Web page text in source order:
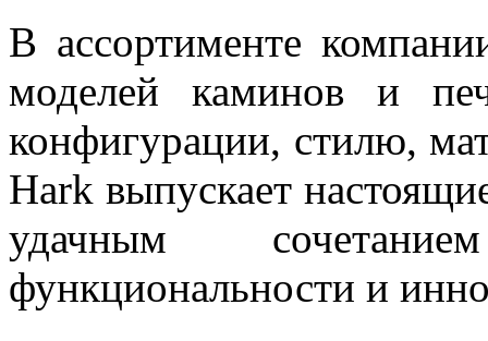
В ассортименте
моделей каминов и
конфигурации, стилю,
Hark выпускает
удачным
функциональности и